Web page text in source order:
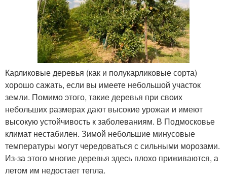
Карликовые деревья (как и полукарликовые сорта)
хорошо сажать, если вы имеете небольшой участок
земли. Помимо этого, такие деревья при своих
небольших размерах дают высокие урожаи и имеют
высокую устойчивость к заболеваниям. В Подмосковье
климат нестабилен. Зимой небольшие минусовые
температуры могут чередоваться с сильными морозами.
Из-за этого многие деревья здесь плохо приживаются, а
летом им недостает тепла.